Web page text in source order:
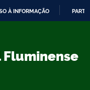
À INFORMAÇÃO